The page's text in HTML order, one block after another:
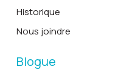
Historique
Nous joindre
Blogue